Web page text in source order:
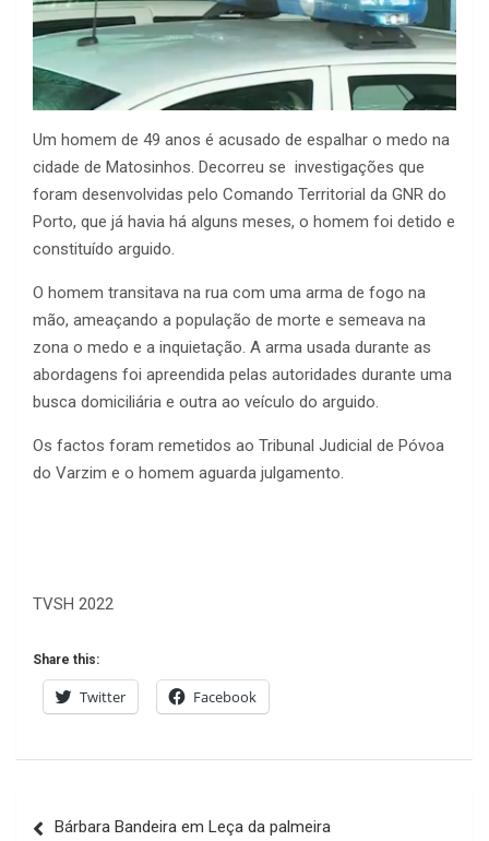
Um homem de 49 anos é acusado de espalhar o medo na
cidade de Matosinhos. Decorreu se investigações que
foram desenvolvidas pelo Comando Territorial da GNR do
Porto, que já havia há alguns meses, o homem foi detido e
constituído arguido.
O homem transitava na rua com uma arma de fogo na
mão, ameaçando a população de morte e semeava na
zona o medo e a inquietação. A arma usada durante as
abordagens foi apreendida pelas autoridades durante uma
busca domiciliária e outra ao veículo do arguido.
Os factos foram remetidos ao Tribunal Judicial de Póvoa
do Varzim e o homem aguarda julgamento.
TVSH 2022
Share this:
Twitter Facebook
Bárbara Bandeira em Leça da palmeira